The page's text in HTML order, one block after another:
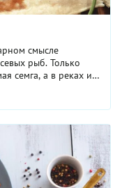
смысле
рыб. Только
семга, а в реках и